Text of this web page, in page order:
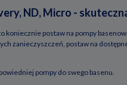
ND, Micro -
koniecznie postaw na pompy
zanieczyszczeń, postaw na
pompy do swego basenu.